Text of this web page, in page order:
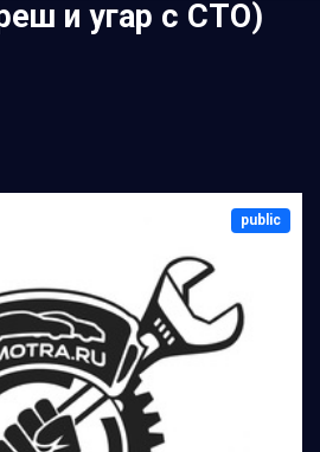
и угар с СТО)
public